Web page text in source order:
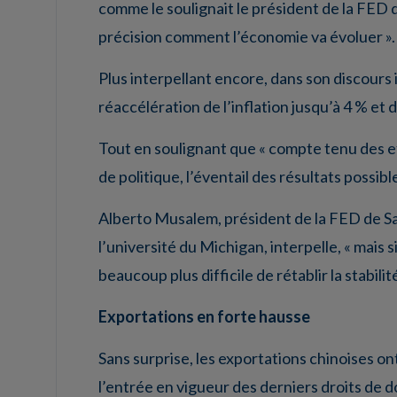
comme le soulignait le président de la
précision comment l’économie va évoluer ».
Plus interpellant encore, dans son
réaccélération de l’inflation jusqu’à 4 % et
Tout en soulignant que « compte tenu des
de politique, l’éventail des résultats
Alberto Musalem, président de la FED de
l’université du Michigan, interpelle, « mais
beaucoup plus difficile de rétablir la
Exportations en forte hausse
Sans surprise, les exportations chinoises
l’entrée en vigueur des derniers droits de